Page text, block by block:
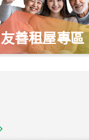
友善租屋專區